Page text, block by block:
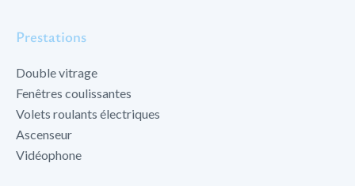
Prestations
Double vitrage
Fenêtres coulissantes
Volets roulants électriques
Ascenseur
Vidéophone